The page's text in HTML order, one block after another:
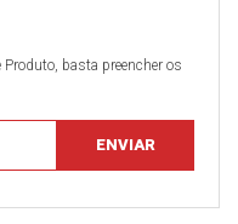
basta preencher os